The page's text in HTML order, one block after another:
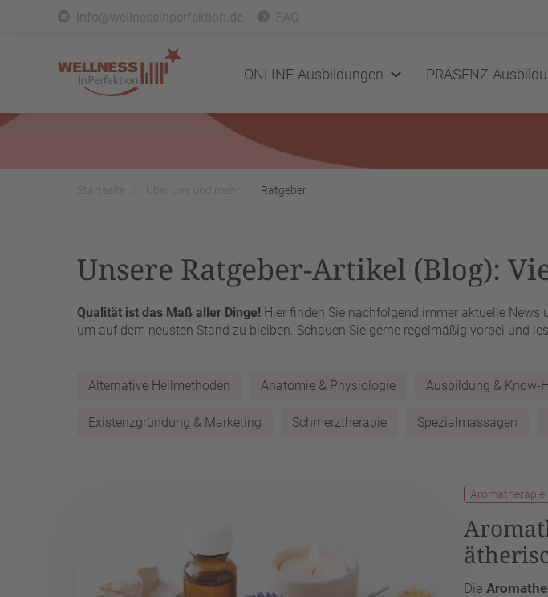
info@wellnessinperfektion.de FAQ
ONLINE-Ausbildungen PRÄSENZ-
Startseite Über uns und mehr Ratgeber
Unsere Ratgeber-Artikel (Blog):
Qualität ist das Maß aller Dinge! Hier finden Sie nachfolgend immer aktuelle News
um auf dem neusten Stand zu bleiben. Schauen Sie gerne regelmäßig vorbei und
Alternative Heilmethoden Anatomie & Physiologie Ausbildung & Know-
Existenzgründung & Marketing Schmerztherapie Spezialmassagen
Aromatherapie
Die